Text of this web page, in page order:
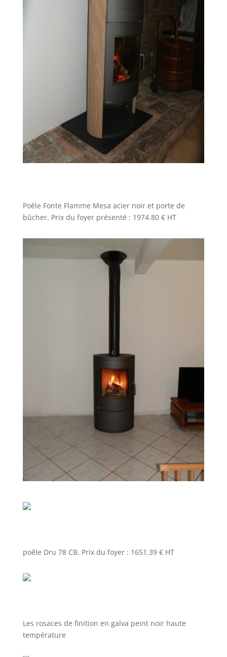
Poêle Fonte Flamme Mesa acier noir et porte de
bûcher. Prix du foyer présenté : 1974.80 € HT
poêle Dru 78 CB. Prix du foyer : 1651.39 € HT
Les rosaces de finition en galva peint noir haute
température